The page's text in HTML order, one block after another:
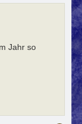
Jahr so